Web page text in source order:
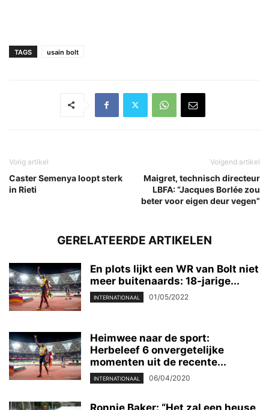
TAGS usain bolt
Vorig artikel
Caster Semenya loopt sterk
in Rieti
Volgend artikel
Maigret, technisch directeur
LBFA: “Jacques Borlée zou
beter voor eigen deur vegen”
GERELATEERDE ARTIKELEN
En plots lijkt een WR van Bolt niet
meer buitenaards: 18-jarige...
INTERNATIONAAL 01/05/2022
Heimwee naar de sport:
Herbeleef 6 onvergetelijke
momenten uit de recente...
INTERNATIONAAL 06/04/2020
Ronnie Baker: “Het zal een heuse